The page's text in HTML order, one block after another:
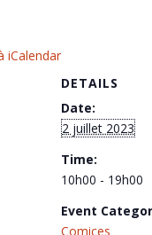
iCalendar
DETAILS
Date:
2 juillet 2023
Time:
10h00 - 19h00
Event
Comices